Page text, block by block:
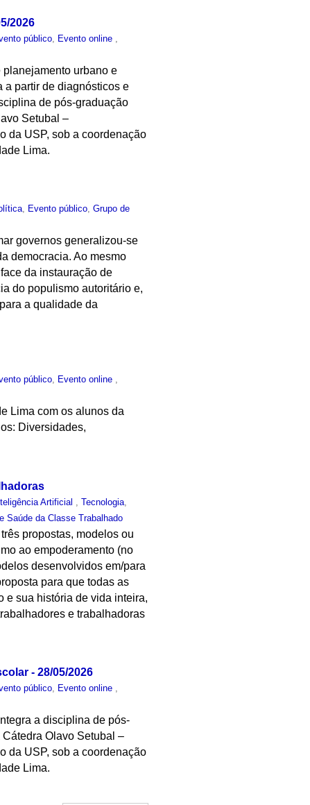
2026
público Evento online
urbano e
a partir de diagnósticos e
de pós-graduação
Setubal –
da USP, sob a coordenação
Lima.
, Evento público,Grupo de
governos generalizou-se
democracia. Ao mesmo
da instauração de
do populismo autoritário e,
a qualidade da
público Evento online
Lima com os alunos da
Diversidades,
Artificial ,Tecnologia
Saúde da Classe Trabalhado
propostas, modelos ou
ao empoderamento (no
desenvolvidos em/para
para que todas as
e sua história de vida inteira,
e trabalhadoras
- 28/05/2026
público, Evento online ,
a disciplina de pós-
Olavo Setubal –
da USP, sob a coordenação
Lima.